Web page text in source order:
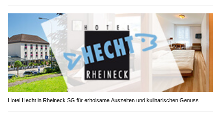
Hotel Hecht in Rheineck SG für erholsame Auszeiten und kulinarischen Genuss